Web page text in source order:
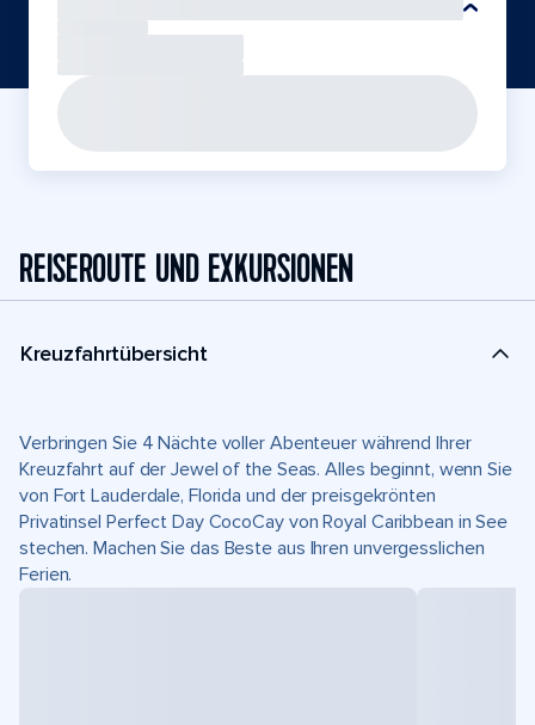
REISEROUTE UND EXKURSIONEN
Kreuzfahrtübersicht
Verbringen Sie 4 Nächte voller Abenteuer während Ihrer
Kreuzfahrt auf der Jewel of the Seas. Alles beginnt, wenn Sie
von Fort Lauderdale, Florida und der preisgekrönten
Privatinsel Perfect Day CocoCay von Royal Caribbean in See
stechen. Machen Sie das Beste aus Ihren unvergesslichen
Ferien.